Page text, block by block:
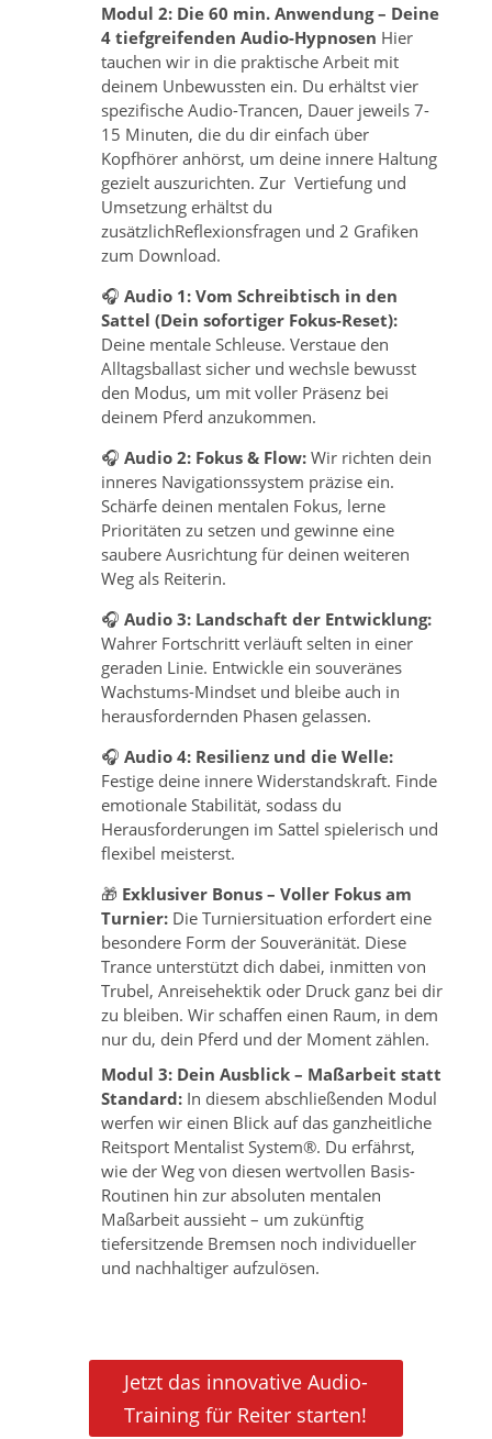
Modul 2: Die 60 min. Anwendung – Deine
4 tiefgreifenden Audio-Hypnosen Hier
tauchen wir in die praktische Arbeit mit
deinem Unbewussten ein. Du erhältst vier
spezifische Audio-Trancen, Dauer jeweils 7-
15 Minuten, die du dir einfach über
Kopfhörer anhörst, um deine innere Haltung
gezielt auszurichten. Zur Vertiefung und
Umsetzung erhältst du
zusätzlichReflexionsfragen und 2 Grafiken
zum Download.
🎧 Audio 1: Vom Schreibtisch in den
Sattel (Dein sofortiger Fokus-Reset):
Deine mentale Schleuse. Verstaue den
Alltagsballast sicher und wechsle bewusst
den Modus, um mit voller Präsenz bei
deinem Pferd anzukommen.
🎧 Audio 2: Fokus & Flow:Wir richten dein
inneres Navigationssystem präzise ein.
Schärfe deinen mentalen Fokus, lerne
Prioritäten zu setzen und gewinne eine
saubere Ausrichtung für deinen weiteren
Weg als Reiterin.
🎧 Audio 3: Landschaft der Entwicklung:
Wahrer Fortschritt verläuft selten in einer
geraden Linie. Entwickle ein souveränes
Wachstums-Mindset und bleibe auch in
herausfordernden Phasen gelassen.
🎧 Audio 4: Resilienz und die Welle:
Festige deine innere Widerstandskraft. Finde
emotionale Stabilität, sodass du
Herausforderungen im Sattel spielerisch und
flexibel meisterst.
🎁 Exklusiver Bonus – Voller Fokus am
Turnier:Die Turniersituation erfordert eine
besondere Form der Souveränität. Diese
Trance unterstützt dich dabei, inmitten von
Trubel, Anreisehektik oder Druck ganz bei dir
zu bleiben. Wir schaffen einen Raum, in dem
nur du, dein Pferd und der Moment zählen.
Modul 3: Dein Ausblick – Maßarbeit statt
Standard:In diesem abschließenden Modul
werfen wir einen Blick auf das ganzheitliche
Reitsport Mentalist System®. Du erfährst,
wie der Weg von diesen wertvollen Basis-
Routinen hin zur absoluten mentalen
Maßarbeit aussieht – um zukünftig
tiefersitzende Bremsen noch individueller
und nachhaltiger aufzulösen.
Jetzt das innovative Audio-
Training für Reiter starten!